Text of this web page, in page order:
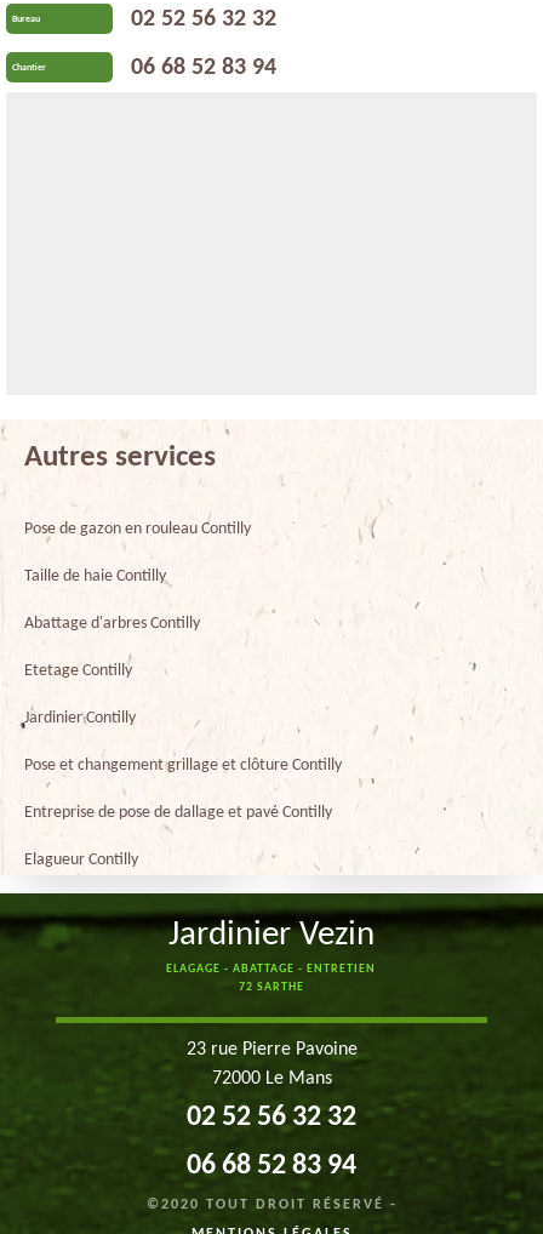
Bureau 02 52 56 32 32
Chantier 06 68 52 83 94
Autres services
Pose de gazon en rouleau Contilly
Taille de haie Contilly
Abattage d'arbres Contilly
Etetage Contilly
Jardinier Contilly
Pose et changement grillage et clôture Contilly
Entreprise de pose de dallage et pavé Contilly
Elagueur Contilly
Jardinier Vezin
ELAGAGE - ABATTAGE - ENTRETIEN
72 SARTHE
23 rue Pierre Pavoine
72000 Le Mans
02 52 56 32 32
06 68 52 83 94
©2020 TOUT DROIT RÉSERVÉ -